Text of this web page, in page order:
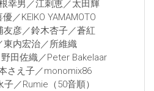
幸男／江刺恵／太田輝
／KEIKO YAMAMOTO
友彦／鈴木杏子／蒼紅
東内宏治／所維織
田佐織／Peter Bakelaar
さえ子／monomix86
／Rumie（50音順）